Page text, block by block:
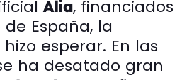
Alia, financiados
España, la
esperar. En las
ha desatado gran